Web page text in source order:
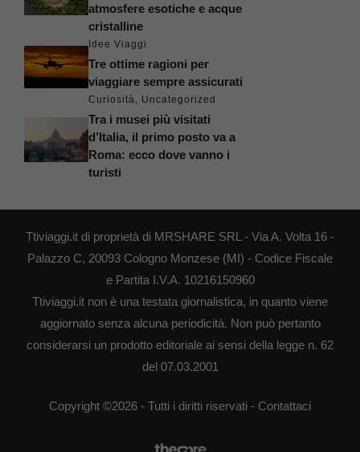
atmosfere esotiche e acque
cristalline
Idee Viaggi
Tre ottime ragioni per
viaggiare sempre assicurati
Curiosità Uncategorized
Tra i musei più visitati
d’Italia, il primo posto va a
Roma: ecco dove vanno i
turisti
Ttiviaggi.it di proprietà di MRSHARE SRL - Via A. Volta 16 -
Palazzo C, 20093 Cologno Monzese (MI) - Codice Fiscale
e Partita I.V.A. 10216150960
Ttiviaggi.it non è una testata giornalistica, in quanto viene
aggiornato senza alcuna periodicità. Non può pertanto
considerarsi un prodotto editoriale ai sensi della legge n. 62
del 07.03.2001
Copyright ©2026 - Tutti i diritti riservati - Contattaci